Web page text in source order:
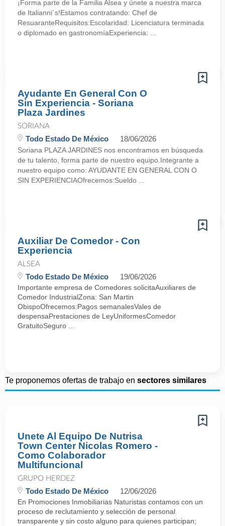
¡Forma parte de la Familia Alsea y únete a nuestra marca
de Italianni´s!Estamos contratando: Chef de
ResuaranteRequisitos:Escolaridad: Licenciatura terminada
o diplomado en gastronomíaExperiencia: ...
Ayudante En General Con O
Sin Experiencia - Soriana
Plaza Jardines
SORIANA
Todo Estado De México 18/06/2026
Soriana PLAZA JARDINES nos encontramos en búsqueda
de tu talento, forma parte de nuestro equipo.Integrante a
nuestro equipo como: AYUDANTE EN GENERAL CON O
SIN EXPERIENCIAOfrecemos:Sueldo ...
Auxiliar De Comedor - Con
Experiencia
ALSEA
Todo Estado De México 19/06/2026
Importante empresa de Comedores solicitaAuxiliares de
Comedor IndustrialZona: San Martin
ObispoOfrecemos:Pagos semanalesVales de
despensaPrestaciones de LeyUniformesComedor
GratuitoSeguro ...
Te proponemos ofertas de trabajo en sectores similares
Unete Al Equipo De Nutrisa
Town Center Nicolas Romero -
Como Colaborador
Multifuncional
GRUPO HERDEZ
Todo Estado De México 12/06/2026
En Promociones Inmobiliarias Naturistas contamos con un
proceso de reclutamiento y selección de personal
transparente y sin costo alguno para quienes participan;